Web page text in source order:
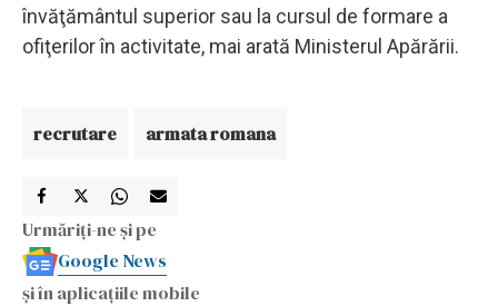
învăţământul superior sau la cursul de formare a
ofiţerilor în activitate, mai arată Ministerul Apărării.
recrutare armata romana
Urmăriți-ne și pe
Google News
și în aplicațiile mobile